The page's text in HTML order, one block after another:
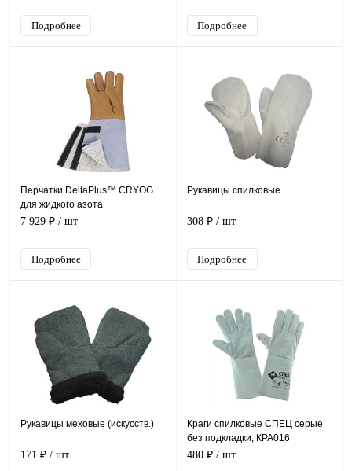
Подробнее Подробнее
Перчатки DeltaPlus™ CRYOG
для жидкого азота
7 929 ₽ / шт
Подробнее
Рукавицы спилковые
308 ₽ / шт
Подробнее
Рукавицы меховые (искусств.)
171 ₽ / шт
Краги спилковые СПЕЦ серые
без подкладки, КРА016
480 ₽ / шт